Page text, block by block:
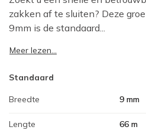
zakken af te sluiten? Deze
9mm is de standaard...
Meer lezen...
Standaard
Breedte 9 mm
Lengte 66 m